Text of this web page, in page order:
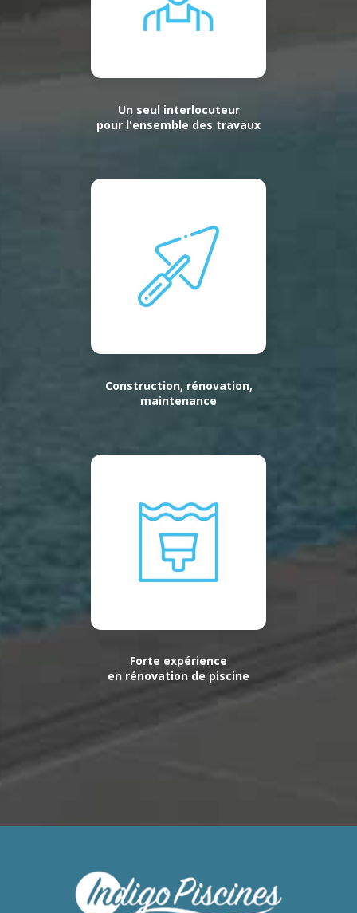
Un seul interlocuteur
pour l'ensemble des travaux
Construction, rénovation,
maintenance
Forte expérience
en rénovation de piscine